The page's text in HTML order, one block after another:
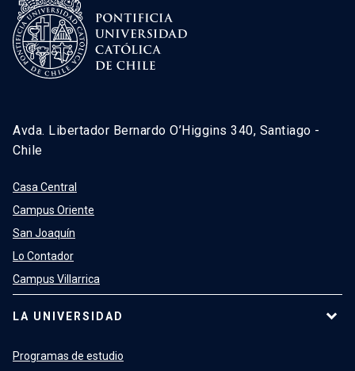
Avda. Libertador Bernardo O’Higgins 340, Santiago -
Chile
Casa Central
Campus Oriente
San Joaquín
Lo Contador
Campus Villarrica
LA UNIVERSIDAD
Programas de estudio